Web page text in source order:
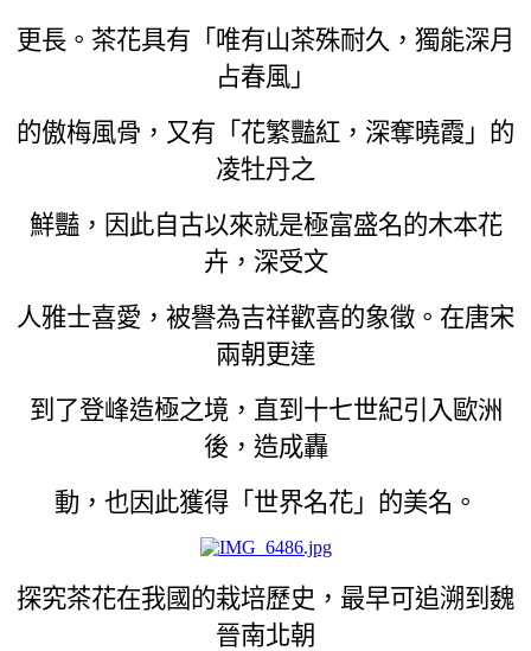
更長。茶花具有「唯有山茶殊耐久，獨能深月
占春風」
的傲梅風骨，又有「花繁豔紅，深奪曉霞」的
凌牡丹之
鮮豔，因此自古以來就是極富盛名的木本花
卉，深受文
人雅士喜愛，被譽為吉祥歡喜的象徵。在唐宋
兩朝更達
到了登峰造極之境，直到十七世紀引入歐洲
後，造成轟
動，也因此獲得「世界名花」的美名。
探究茶花在我國的栽培歷史，最早可追溯到魏
晉南北朝